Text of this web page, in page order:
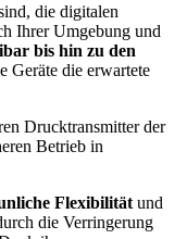
die digitalen
Ihrer Umgebung und
bis hin zu den
Geräte die erwartete
Drucktransmitter der
Betrieb in
Flexibilität und
die Verringerung